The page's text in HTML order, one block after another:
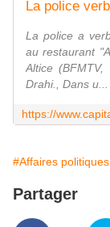
La police a
au restaurant
Altice
Drahi., Dans u...
#Affaires politiques
Partager